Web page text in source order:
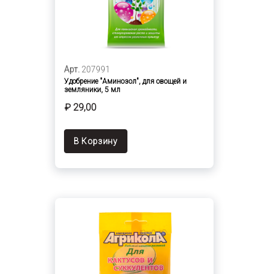
Арт. 207991
Удобрение "Аминозол", для овощей и
земляники, 5 мл
₽ 29,00
В Корзину